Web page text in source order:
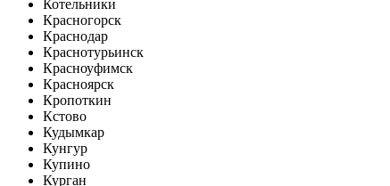
Котельники
Красногорск
Краснодар
Краснотурьинск
Красноуфимск
Красноярск
Кропоткин
Кстово
Кудымкар
Кунгур
Купино
Курган